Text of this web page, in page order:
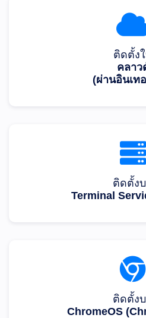
ติดตั้ง
คลาว
(ผ่านอินเท
ติดตั้ง
Terminal
ติดตั้ง
ChromeOS